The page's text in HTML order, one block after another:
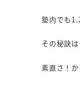
塾内でも
その秘訣は
素直さ！か